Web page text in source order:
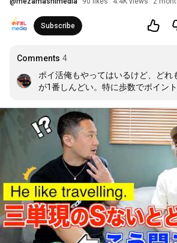
Subscribe
Comments 4
ポイ活俺もやってはいるけど、どれ
が1番しんどい。特に歩数でポイン
けど、それを0に戻すのが果てしな
それだけかな